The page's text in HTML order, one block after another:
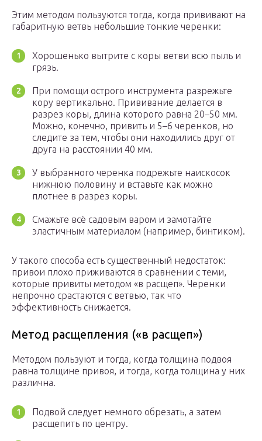
Этим методом пользуются тогда, когда прививают на
габаритную ветвь небольшие тонкие черенки:
Хорошенько вытрите с коры ветви всю пыль и
грязь.
При помощи острого инструмента разрежьте
кору вертикально. Прививание делается в
разрез коры, длина которого равна 20–50 мм.
Можно, конечно, привить и 5–6 черенков, но
следите за тем, чтобы они находились друг от
друга на расстоянии 40 мм.
У выбранного черенка подрежьте наискосок
нижнюю половину и вставьте как можно
плотнее в разрез коры.
Смажьте всё садовым варом и замотайте
эластичным материалом (например, бинтиком).
У такого способа есть существенный недостаток:
привои плохо приживаются в сравнении с теми,
которые привиты методом «в расщеп». Черенки
непрочно срастаются с ветвью, так что
эффективность снижается.
Метод расщепления («в расщеп»)
Методом пользуют и тогда, когда толщина подвоя
равна толщине привоя, и тогда, когда толщина у них
различна.
Подвой следует немного обрезать, а затем
расщепить по центру.